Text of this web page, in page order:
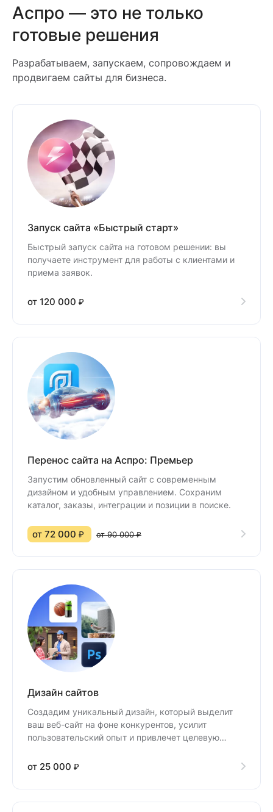
Аспро — это не только
готовые решения
Разрабатываем, запускаем, сопровождаем и
продвигаем сайты для бизнеса.
Запуск сайта «Быстрый старт»
Быстрый запуск сайта на готовом решении: вы
получаете инструмент для работы с клиентами и
приема заявок.
от 120 000 ₽
Перенос сайта на Аспро: Премьер
Запустим обновленный сайт с современным
дизайном и удобным управлением. Сохраним
каталог, заказы, интеграции и позиции в поиске.
от 72 000 ₽ от 90 000 ₽
Дизайн сайтов
Создадим уникальный дизайн, который выделит
ваш веб-сайт на фоне конкурентов, усилит
пользовательский опыт и привлечет целевую
от 25 000 ₽